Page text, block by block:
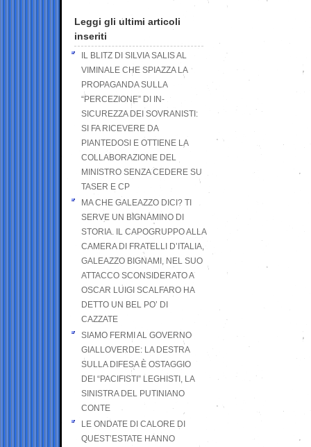
Leggi gli ultimi articoli
inseriti
IL BLITZ DI SILVIA SALIS AL
VIMINALE CHE SPIAZZA LA
PROPAGANDA SULLA
“PERCEZIONE” DI IN-
SICUREZZA DEI SOVRANISTI:
SI FA RICEVERE DA
PIANTEDOSI E OTTIENE LA
COLLABORAZIONE DEL
MINISTRO SENZA CEDERE SU
TASER E CP
MA CHE GALEAZZO DICI? TI
SERVE UN BIGNAMINO DI
STORIA. IL CAPOGRUPPO ALLA
CAMERA DI FRATELLI D’ITALIA,
GALEAZZO BIGNAMI, NEL SUO
ATTACCO SCONSIDERATO A
OSCAR LUIGI SCALFARO HA
DETTO UN BEL PO’ DI
CAZZATE
SIAMO FERMI AL GOVERNO
GIALLOVERDE: LA DESTRA
SULLA DIFESA È OSTAGGIO
DEI “PACIFISTI” LEGHISTI, LA
SINISTRA DEL PUTINIANO
CONTE
LE ONDATE DI CALORE DI
QUEST’ESTATE HANNO